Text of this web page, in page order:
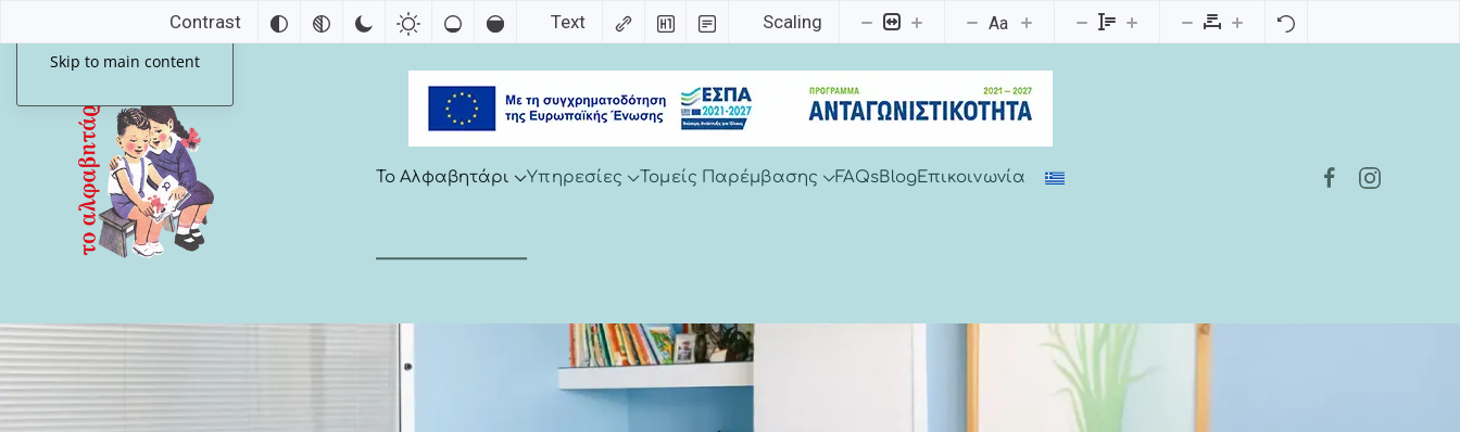
Contrast Text Scaling
Aa
Skip to main content
Το Αλφαβητάρι Υπηρεσίες Τομείς Παρέμβασης FAQsBlogΕπικοινωνία